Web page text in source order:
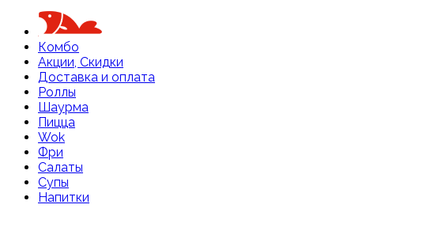
Комбо
Акции, Скидки
Доставка и оплата
Роллы
Шаурма
Пицца
Wok
Фри
Салаты
Супы
Напитки